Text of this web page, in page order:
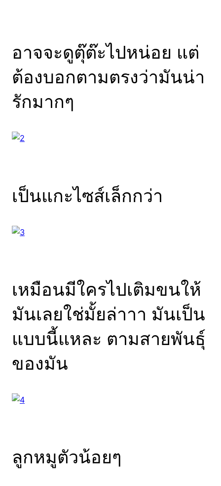
อาจจะดูตุ๊ต๊ะไปหน่อย แต่
ต้องบอกตามตรงว่ามันน่า
รักมากๆ
เป็นแกะไซส์เล็กกว่า
เหมือนมีใครไปเติมขนให้
มันเลยใช่มั้ยล่าาา มันเป็น
แบบนี้แหละ ตามสายพันธุ์
ของมัน
ลูกหมูตัวน้อยๆ